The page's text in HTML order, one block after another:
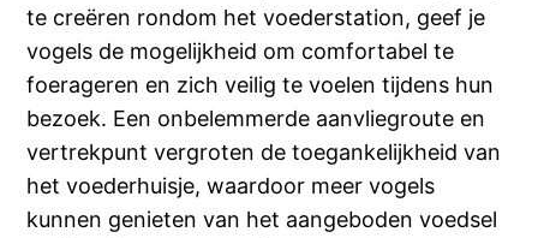
te creëren rondom het voederstation, geef je
vogels de mogelijkheid om comfortabel te
foerageren en zich veilig te voelen tijdens hun
bezoek. Een onbelemmerde aanvliegroute en
vertrekpunt vergroten de toegankelijkheid van
het voederhuisje, waardoor meer vogels
kunnen genieten van het aangeboden voedsel